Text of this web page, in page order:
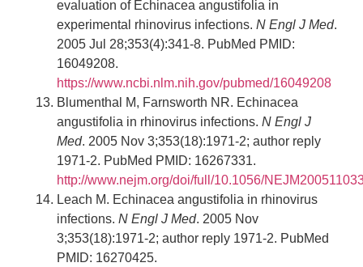
evaluation of Echinacea angustifolia in
experimental rhinovirus infections. N Engl J Med.
2005 Jul 28;353(4):341-8. PubMed PMID:
16049208.
https://www.ncbi.nlm.nih.gov/pubmed/16049208
Blumenthal M, Farnsworth NR. Echinacea
angustifolia in rhinovirus infections. N Engl J
Med. 2005 Nov 3;353(18):1971-2; author reply
1971-2. PubMed PMID: 16267331.
http://www.nejm.org/doi/full/10.1056/
Leach M. Echinacea angustifolia in rhinovirus
infections. N Engl J Med. 2005 Nov
3;353(18):1971-2; author reply 1971-2. PubMed
PMID: 16270425.